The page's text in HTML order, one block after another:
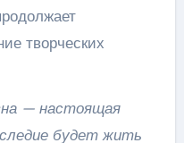
творческих
— настоящая
будет жить